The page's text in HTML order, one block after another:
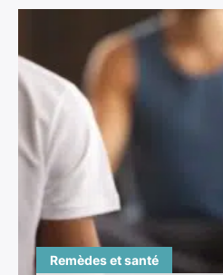
Remèdes et santé
Cuisine et recettes
Nettoyage
Maison et bricolage
Jardin
Animaux